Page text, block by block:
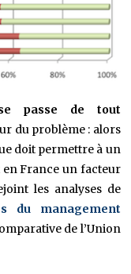
passe de tout
du problème : alors
doit permettre à un
en France un facteur
les analyses de
du management
de l’Union